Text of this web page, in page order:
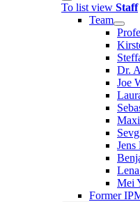
To list view Staff
Team
Dr.
Joe
Jens
Mei
Former